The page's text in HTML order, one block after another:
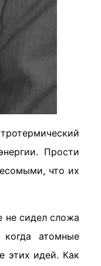
Прости
что их
не сидел сложа
атомные
этих идей. Как